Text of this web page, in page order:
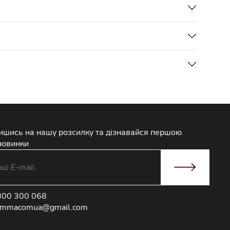
на нашу розсилку та дізнавайся першою
300 068